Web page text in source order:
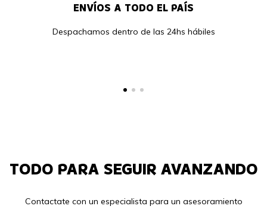
ENVÍOS A TODO EL PAÍS
Despachamos dentro de las 24hs hábiles
TODO PARA SEGUIR AVANZANDO
Contactate con un especialista para un asesoramiento